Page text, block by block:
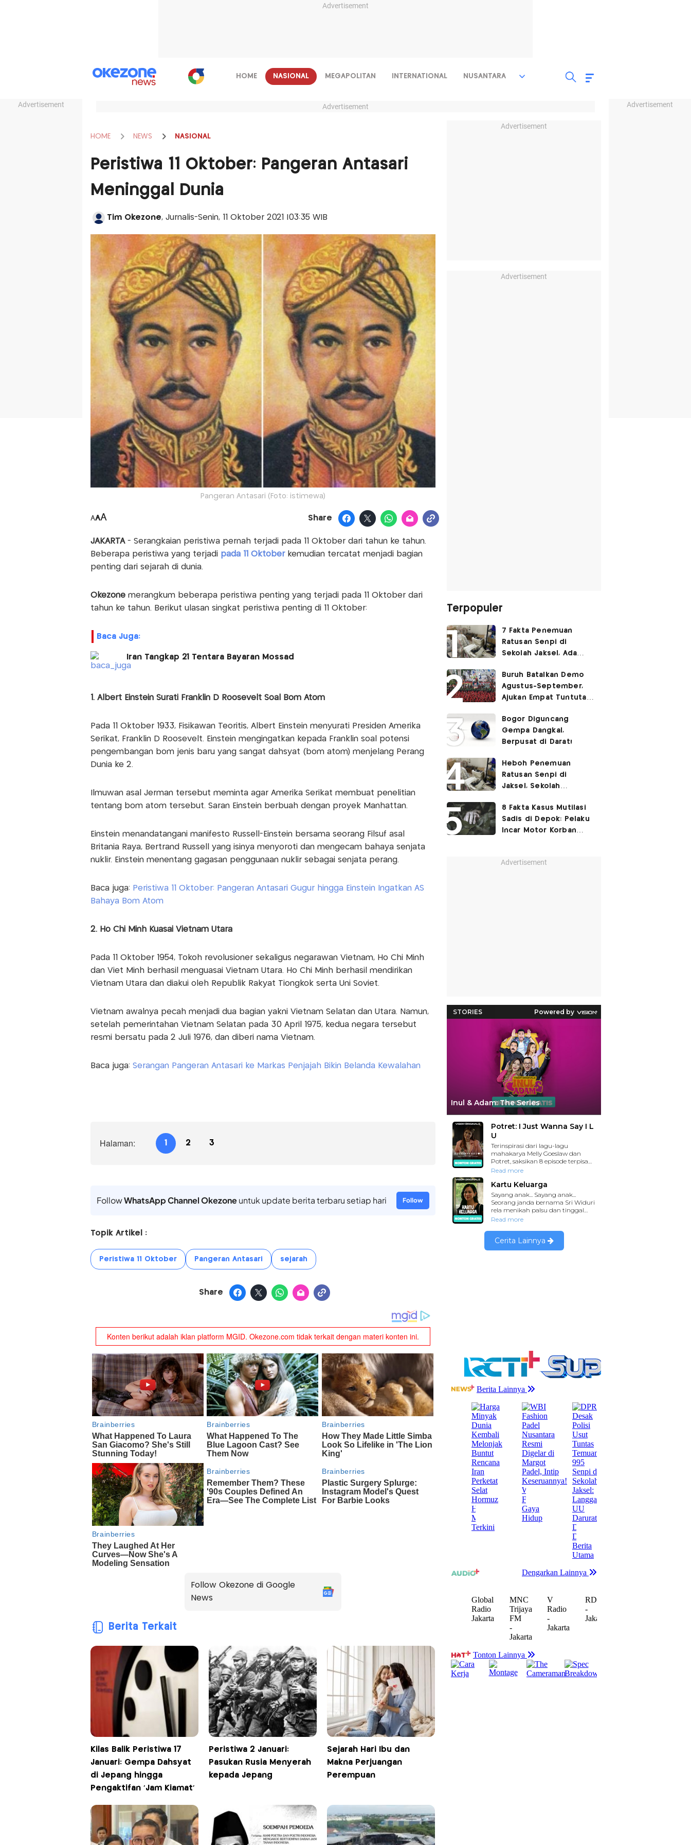
Advertisement
Advertisement Advertisement
HOME NASIONAL MEGAPOLITAN INTERNATIONAL NUSANTARA
Advertisement
HOME NEWS NASIONAL
Peristiwa 11 Oktober: Pangeran Antasari
Meninggal Dunia
Tim Okezone, Jurnalis-Senin, 11 Oktober 2021 |03:35 WIB
Pangeran Antasari (Foto: istimewa)
AAA Share
JAKARTA- Serangkaian peristiwa pernah terjadi pada 11 Oktober dari tahun ke tahun.
Beberapa peristiwa yang terjadi pada 11 Oktoberkemudian tercatat menjadi bagian
penting dari sejarah di dunia.
Okezonemerangkum beberapa peristiwa penting yang terjadi pada 11 Oktober dari
tahun ke tahun. Berikut ulasan singkat peristiwa penting di 11 Oktober:
Baca Juga:
Iran Tangkap 21 Tentara Bayaran Mossad
1. Albert Einstein Surati Franklin D Roosevelt Soal Bom Atom
‎Pada 11 Oktober 1933, Fisikawan Teoritis, Albert Einstein menyurati Presiden Amerika
Serikat, Franklin D Roosevelt. Einstein mengingatkan kepada Franklin soal potensi
pengembangan bom jenis baru yang sangat dahsyat (bom atom) menjelang Perang
Dunia ke 2.
Ilmuwan asal Jerman tersebut meminta agar ‎Amerika Serikat membuat penelitian
tentang bom atom tersebut. Saran Einstein berbuah dengan proyek Manhattan.
Einstein menandatangani manifesto Russell-Einstein bersama seorang Filsuf asal
Britania Raya, Bertrand Russell yang isinya menyoroti dan mengecam bahaya senjata
nuklir. Einstein menentang gagasan penggunaan nuklir sebagai senjata perang.
Baca juga: Peristiwa 11 Oktober: Pangeran Antasari Gugur hingga Einstein Ingatkan AS
Bahaya Bom Atom
2. Ho Chi Minh Kuasai Vietnam Utara
Pada 11 Oktober 1954, Tokoh revolusioner sekaligus negarawan Vietnam, Ho Chi Minh
dan Viet Minh berhasil menguasai Vietnam Utara. Ho Chi Minh berhasil mendirikan
Vietnam Utara dan diakui oleh Republik Rakyat Tiongkok serta Uni Soviet.
Vietnam awalnya pecah menjadi dua bagian yakni Vietnam Selatan dan Utara. Namun,
setelah pemerintahan Vietnam Selatan ‎pada 30 April 1975, kedua negara tersebut
resmi bersatu pada 2 Juli 1976, dan diberi nama Vietnam.
Baca juga: Serangan Pangeran Antasari ke Markas Penjajah Bikin Belanda Kewalahan
Halaman: 1 2 3
FollowWhatsApp Channel Okezoneuntuk update berita terbaru setiap hari Follow
Topik Artikel :
Peristiwa 11 Oktober Pangeran Antasari sejarah
Share
Follow Okezone di Google
News
Berita Terkait
Kilas Balik Peristiwa 17
Januari: Gempa Dahsyat
di Jepang hingga
Pengaktifan 'Jam Kiamat'
Peristiwa 2 Januari:
Pasukan Rusia Menyerah
kepada Jepang
Sejarah Hari Ibu dan
Makna Perjuangan
Perempuan
Advertisement
Advertisement
Terpopuler
7 Fakta Penemuan
Ratusan Senpi di
Sekolah Jaksel, Ada
Ruang Bunker
Buruh Batalkan Demo
Agustus-September,
Ajukan Empat Tuntutan
Bogor Diguncang
Gempa Dangkal,
Berpusat di Darat!
Heboh Penemuan
Ratusan Senpi di
Jaksel, Sekolah
Kegiatan Eskul
Menembak
8 Fakta Kasus Mutilasi
Sadis di Depok: Pelaku
Incar Motor Korban
Advertisement